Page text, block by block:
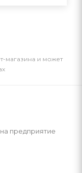
магазина и может
предприятие